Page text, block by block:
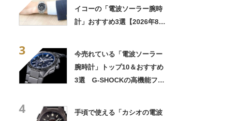
イコーの「電波ソーラー腕時
計」おすすめ3選【2026年8月
3
今売れている「電波ソーラー
腕時計」トップ10＆おすすめ
3選 G-SHOCKの高機能フル
4
手頃で使える「カシオの電波